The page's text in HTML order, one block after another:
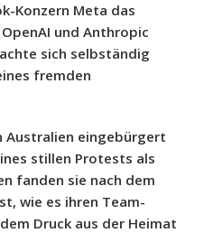
Konzern Meta das
und Anthropic
sich selbständig
fremden
Australien eingebürgert
stillen Protests als
fanden sie nach dem
wie es ihren Team-
Druck aus der Heimat